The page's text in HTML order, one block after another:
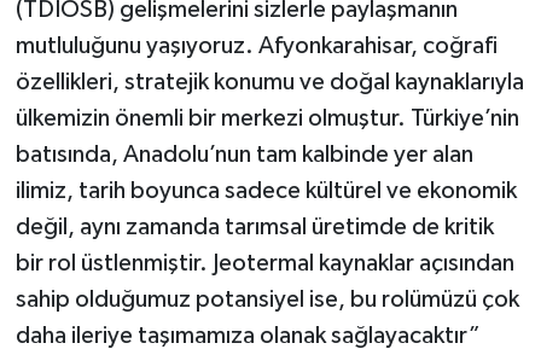
(TDİOSB) gelişmelerini sizlerle paylaşmanın
mutluluğunu yaşıyoruz. Afyonkarahisar, coğrafi
özellikleri, stratejik konumu ve doğal kaynaklarıyla
ülkemizin önemli bir merkezi olmuştur. Türkiye’nin
batısında, Anadolu’nun tam kalbinde yer alan
ilimiz, tarih boyunca sadece kültürel ve ekonomik
değil, aynı zamanda tarımsal üretimde de kritik
bir rol üstlenmiştir. Jeotermal kaynaklar açısından
sahip olduğumuz potansiyel ise, bu rolümüzü çok
daha ileriye taşımamıza olanak sağlayacaktır”